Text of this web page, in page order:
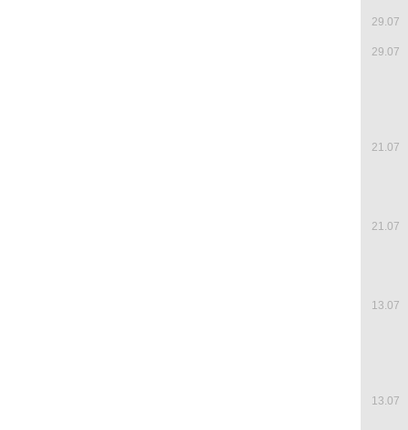
29.07
29.07
21.07
21.07
13.07
13.07